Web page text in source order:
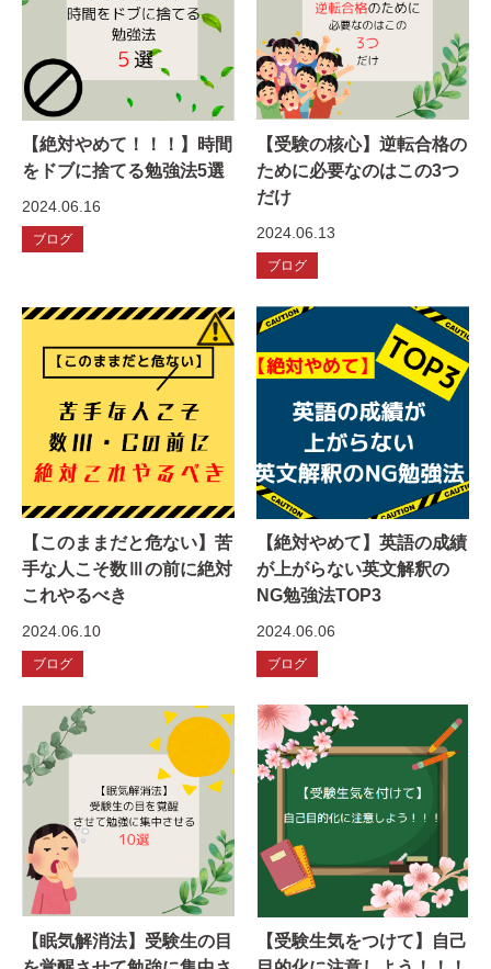
【絶対やめて！！！】時間
をドブに捨てる勉強法5選
2024.06.16
ブログ
【受験の核心】逆転合格の
ために必要なのはこの3つ
だけ
2024.06.13
ブログ
【このままだと危ない】苦
手な人こそ数Ⅲの前に絶対
これやるべき
2024.06.10
ブログ
【絶対やめて】英語の成績
が上がらない英文解釈の
NG勉強法TOP3
2024.06.06
ブログ
【眠気解消法】受験生の目
【受験生気をつけて】自己